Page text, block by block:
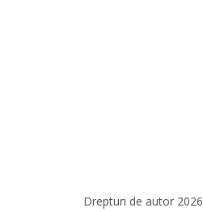
Drepturi de autor 2026